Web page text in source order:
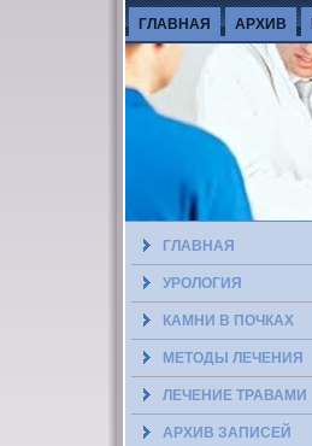
ГЛАВНАЯ АРХИВ
ГЛАВНАЯ
УРОЛОГИЯ
КАМНИ В ПОЧКАХ
МЕТОДЫ ЛЕЧЕНИЯ
ЛЕЧЕНИЕ ТРАВАМИ
АРХИВ ЗАПИСЕЙ